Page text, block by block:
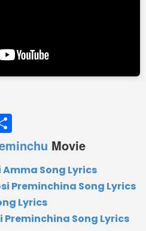
Movie
Song Lyrics
Preminchina Song Lyrics
Lyrics
Preminchina Song Lyrics